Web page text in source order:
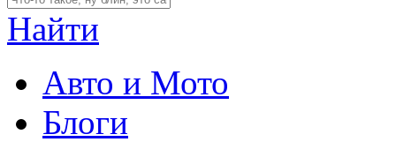
Найти
Авто и Мото
Блоги